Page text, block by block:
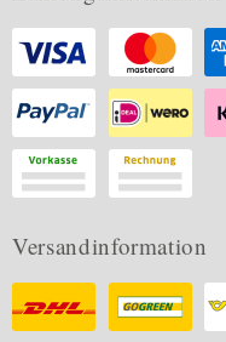
Versandinformation